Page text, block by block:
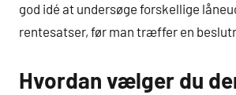
god idé at undersøge forskellige
rentesatser, før man træffer en
Hvordan vælger du